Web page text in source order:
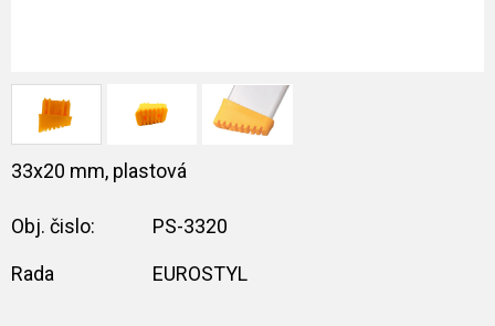
33x20 mm, plastová
Obj. čislo: PS-3320
Rada EUROSTYL